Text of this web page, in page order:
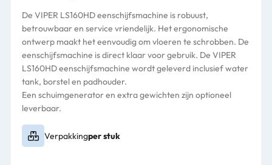
De VIPER LS160HD eenschijfsmachine is robuust,
betrouwbaar en service vriendelijk. Het ergonomische
ontwerp maakt het eenvoudig om vloeren te schrobben. De
eenschijfsmachine is direct klaar voor gebruik. De VIPER
LS160HD eenschijfsmachine wordt geleverd inclusief water
tank, borstel en padhouder.
Een schuimgenerator en extra gewichten zijn optioneel
leverbaar.
Verpakkingper stuk